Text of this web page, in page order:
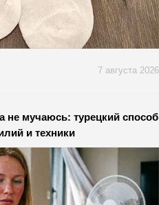
7 августа 2026
мучаюсь: турецкий способ
и техники